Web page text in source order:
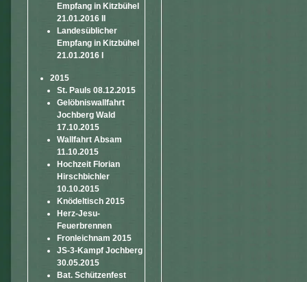
Empfang in Kitzbühel
21.01.2016 II
Landesüblicher
Empfang in Kitzbühel
21.01.2016 I
2015
St. Pauls 08.12.2015
Gelöbniswallfahrt
Jochberg Wald
17.10.2015
Wallfahrt Absam
11.10.2015
Hochzeit Florian
Hirschbichler
10.10.2015
Knödeltisch 2015
Herz-Jesu-
Feuerbrennen
Fronleichnam 2015
JS-3-Kampf Jochberg
30.05.2015
Bat. Schützenfest